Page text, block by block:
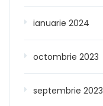
ianuarie 2024
octombrie 2023
septembrie 2023